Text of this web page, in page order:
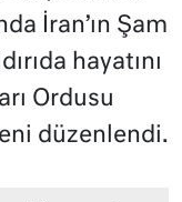
İran’ın Şam
hayatını
Ordusu
düzenlendi.